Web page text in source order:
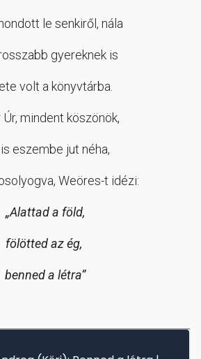
le senkiről, nála
gyereknek is
volt a könyvtárba.
Úr, mindent köszönök,
eszembe jut néha,
Weöres-t idézi:
„Alattad a föld,
fölötted az ég,
benned a létra”